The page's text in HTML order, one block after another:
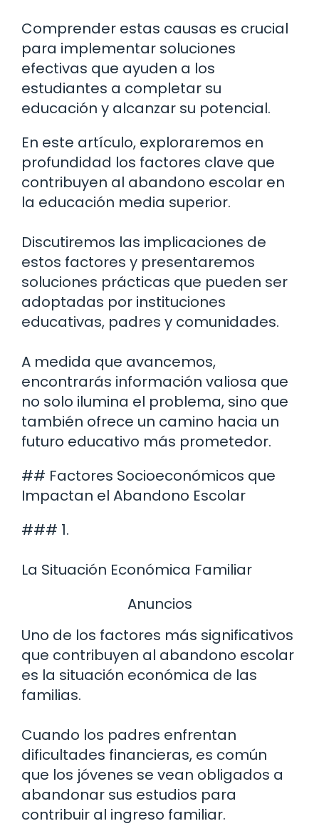
Comprender estas causas es crucial
para implementar soluciones
efectivas que ayuden a los
estudiantes a completar su
educación y alcanzar su potencial.
En este artículo, exploraremos en
profundidad los factores clave que
contribuyen al abandono escolar en
la educación media superior.
Discutiremos las implicaciones de
estos factores y presentaremos
soluciones prácticas que pueden ser
adoptadas por instituciones
educativas, padres y comunidades.
A medida que avancemos,
encontrarás información valiosa que
no solo ilumina el problema, sino que
también ofrece un camino hacia un
futuro educativo más prometedor.
## Factores Socioeconómicos que
Impactan el Abandono Escolar
### 1.
La Situación Económica Familiar
Anuncios
Uno de los factores más significativos
que contribuyen al abandono escolar
es la situación económica de las
familias.
Cuando los padres enfrentan
dificultades financieras, es común
que los jóvenes se vean obligados a
abandonar sus estudios para
contribuir al ingreso familiar.